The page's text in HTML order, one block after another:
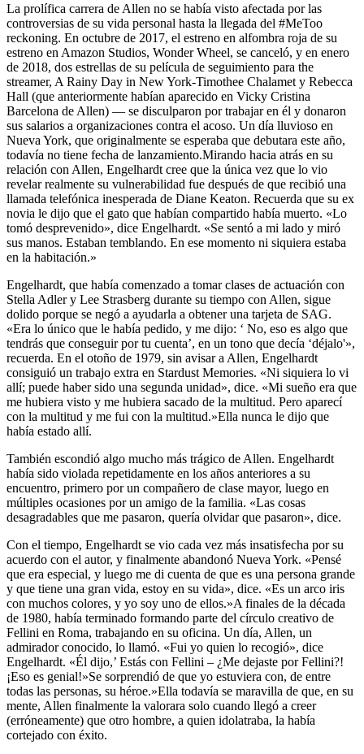
La prolífica carrera de Allen no se había visto afectada por las
controversias de su vida personal hasta la llegada del #MeToo
reckoning. En octubre de 2017, el estreno en alfombra roja de su
estreno en Amazon Studios, Wonder Wheel, se canceló, y en enero
de 2018, dos estrellas de su película de seguimiento para the
streamer, A Rainy Day in New York-Timothee Chalamet y Rebecca
Hall (que anteriormente habían aparecido en Vicky Cristina
Barcelona de Allen) — se disculparon por trabajar en él y donaron
sus salarios a organizaciones contra el acoso. Un día lluvioso en
Nueva York, que originalmente se esperaba que debutara este año,
todavía no tiene fecha de lanzamiento.Mirando hacia atrás en su
relación con Allen, Engelhardt cree que la única vez que lo vio
revelar realmente su vulnerabilidad fue después de que recibió una
llamada telefónica inesperada de Diane Keaton. Recuerda que su ex
novia le dijo que el gato que habían compartido había muerto. «Lo
tomó desprevenido», dice Engelhardt. «Se sentó a mi lado y miró
sus manos. Estaban temblando. En ese momento ni siquiera estaba
en la habitación.»
Engelhardt, que había comenzado a tomar clases de actuación con
Stella Adler y Lee Strasberg durante su tiempo con Allen, sigue
dolido porque se negó a ayudarla a obtener una tarjeta de SAG.
«Era lo único que le había pedido, y me dijo: ‘ No, eso es algo que
tendrás que conseguir por tu cuenta’, en un tono que decía ‘déjalo'»,
recuerda. En el otoño de 1979, sin avisar a Allen, Engelhardt
consiguió un trabajo extra en Stardust Memories. «Ni siquiera lo vi
allí; puede haber sido una segunda unidad», dice. «Mi sueño era que
me hubiera visto y me hubiera sacado de la multitud. Pero aparecí
con la multitud y me fui con la multitud.»Ella nunca le dijo que
había estado allí.
También escondió algo mucho más trágico de Allen. Engelhardt
había sido violada repetidamente en los años anteriores a su
encuentro, primero por un compañero de clase mayor, luego en
múltiples ocasiones por un amigo de la familia. «Las cosas
desagradables que me pasaron, quería olvidar que pasaron», dice.
Con el tiempo, Engelhardt se vio cada vez más insatisfecha por su
acuerdo con el autor, y finalmente abandonó Nueva York. «Pensé
que era especial, y luego me di cuenta de que es una persona grande
y que tiene una gran vida, estoy en su vida», dice. «Es un arco iris
con muchos colores, y yo soy uno de ellos.»A finales de la década
de 1980, había terminado formando parte del círculo creativo de
Fellini en Roma, trabajando en su oficina. Un día, Allen, un
admirador conocido, lo llamó. «Fui yo quien lo recogió», dice
Engelhardt. «Él dijo,’ Estás con Fellini – ¿Me dejaste por Fellini?!
¡Eso es genial!»Se sorprendió de que yo estuviera con, de entre
todas las personas, su héroe.»Ella todavía se maravilla de que, en su
mente, Allen finalmente la valorara solo cuando llegó a creer
(erróneamente) que otro hombre, a quien idolatraba, la había
cortejado con éxito.